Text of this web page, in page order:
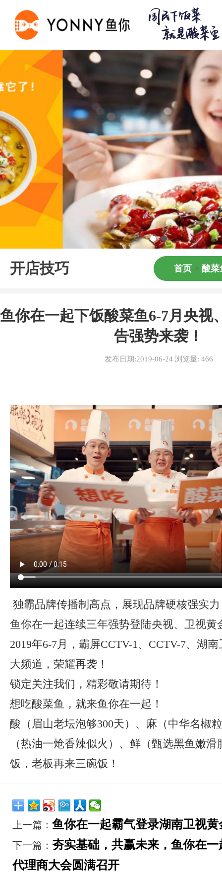
开店技巧 首页 > 酸菜
鱼你在一起下饭酸菜鱼6-7月央视
告强势来袭！
发布日期:2019-06-24 浏览量: 466
独霸品牌传播制高点，展现品牌硬核强实
鱼你在一起连续三年强势登陆央视、卫视黄
2019年6-7月，霸屏CCTV-1、CCTV-7、湖
大频道，荣耀再袭！
锁定关注我们，精彩敬请期待！
想吃酸菜鱼，就来鱼你在一起！
酸（眉山老坛泡够300天）、麻（中华名椒
（热油一炝香辣似火）、鲜（甄选黑鱼嫩
饭，老板再来三碗饭！
上一篇： 鱼你在一起霸气登录湖南卫视黄
下一篇： 夯实基础，共赢未来，鱼你在
代理商大会圆满召开